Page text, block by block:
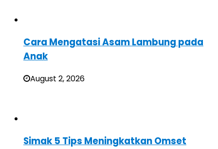
Cara Mengatasi Asam Lambung pada
Anak
August 2, 2026
Simak 5 Tips Meningkatkan Omset